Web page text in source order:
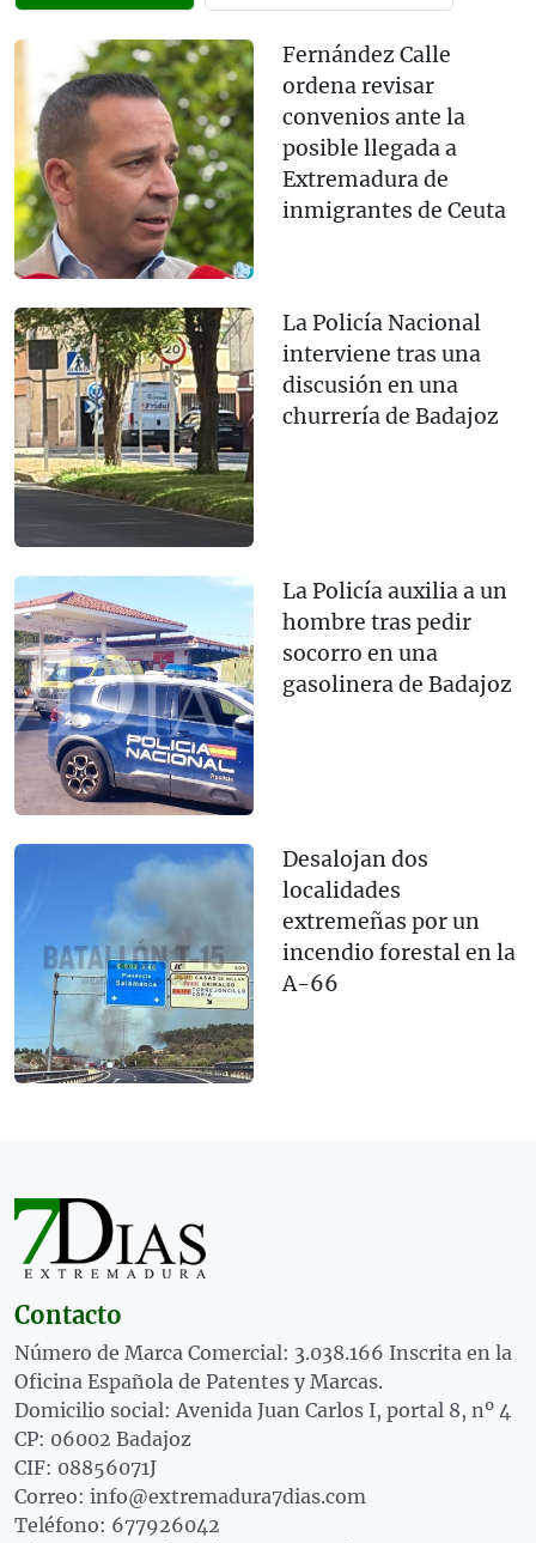
Fernández Calle
ordena revisar
convenios ante la
posible llegada a
Extremadura de
inmigrantes de Ceuta
La Policía Nacional
interviene tras una
discusión en una
churrería de Badajoz
La Policía auxilia a un
hombre tras pedir
socorro en una
gasolinera de Badajoz
Desalojan dos
localidades
extremeñas por un
incendio forestal en la
A-66
Contacto
Número de Marca Comercial: 3.038.166 Inscrita en la
Oficina Española de Patentes y Marcas.
Domicilio social: Avenida Juan Carlos I, portal 8, nº 4
CP: 06002 Badajoz
CIF: 08856071J
Correo: info@extremadura7dias.com
Teléfono: 677926042